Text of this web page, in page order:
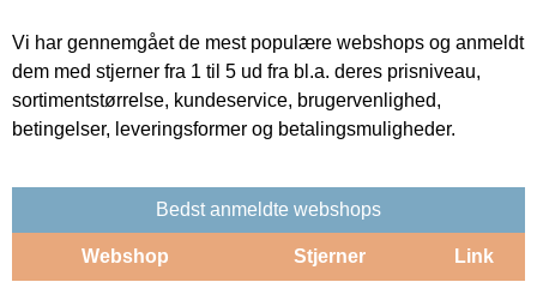
Vi har gennemgået de mest populære webshops og anmeldt
dem med stjerner fra 1 til 5 ud fra bl.a. deres prisniveau,
sortimentstørrelse, kundeservice, brugervenlighed,
betingelser, leveringsformer og betalingsmuligheder.
Bedst anmeldte webshops
Webshop Stjerner Link